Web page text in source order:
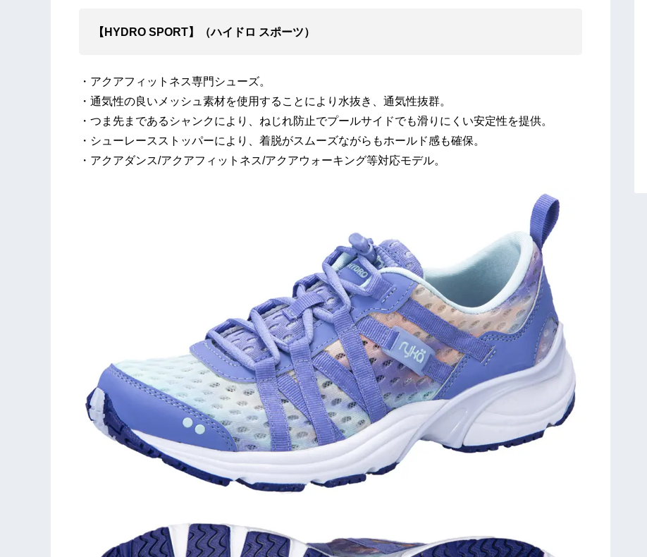
【HYDRO SPORT】（ハイドロ スポーツ）
・アクアフィットネス専⾨シューズ。
・通気性の良いメッシュ素材を使⽤することにより⽔抜き、通気性抜群。
・つま先まであるシャンクにより、ねじれ防⽌でプールサイドでも滑りにくい安定性を提供。
・シューレースストッパーにより、着脱がスムーズながらもホールド感も確保。
・アクアダンス/アクアフィットネス/アクアウォーキング等対応モデル。